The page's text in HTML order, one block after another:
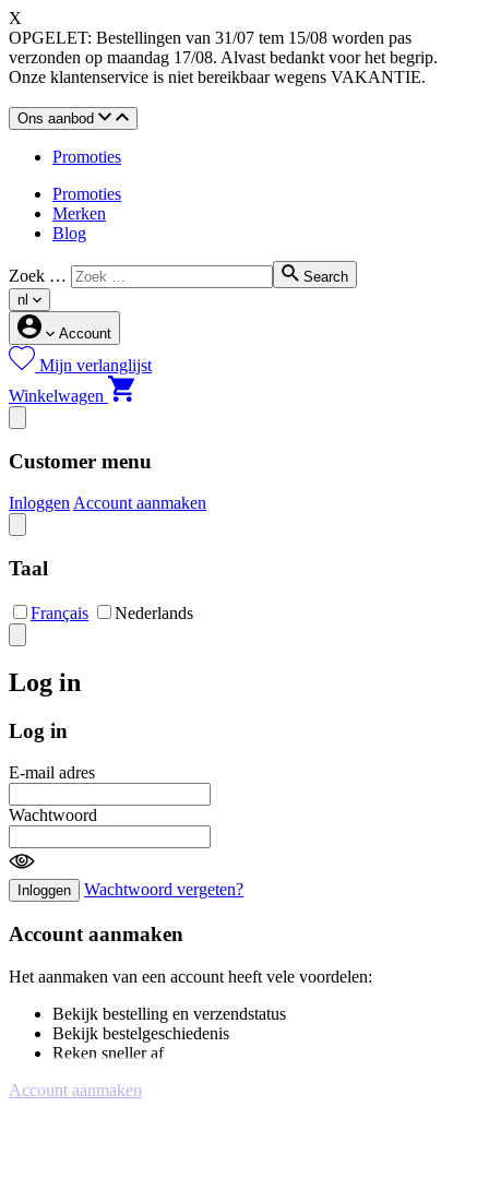
X
OPGELET: Bestellingen van 31/07 tem 15/08 worden pas
verzonden op maandag 17/08. Alvast bedankt voor het begrip.
Onze klantenservice is niet bereikbaar wegens VAKANTIE.
Ons aanbod
Promoties
Promoties
Merken
Blog
Zoek …
Search
nl
Account
Mijn verlanglijst
Winkelwagen
Customer menu
InloggenAccount aanmaken
Taal
Français Nederlands
Log in
Log in
E-mail adres
Wachtwoord
Inloggen Wachtwoord vergeten?
Account aanmaken
Het aanmaken van een account heeft vele voordelen:
Bekijk bestelling en verzendstatus
Bekijk bestelgeschiedenis
Reken sneller af
Account aanmaken